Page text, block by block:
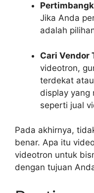
Jika Anda
adalah
Cari Vendor
videotron,
terdekat
display yang
seperti jual
Pada akhirnya,
benar. Apa itu
videotron untuk
dengan tujuan